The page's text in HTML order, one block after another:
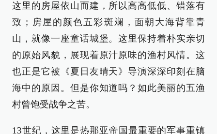
这里的房屋依山而建，所以高高低低、错落有
致；房屋的颜色五彩斑斓，面朝大海背靠青
山，就像一座童话城堡。这里保持着朴实亲切
的原始风貌，展现着原汁原味的渔村风情。这
也正是它被《夏日友晴天》导演深深印刻在脑
海中的原因。但是你知道吗？如此美丽的五渔
村曾饱受战争之苦。
13世纪，这里是热那亚帝国最重要的军事重镇